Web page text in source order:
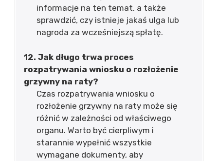
informacje na ten temat, a także
sprawdzić, czy istnieje jakaś ulga lub
nagroda za wcześniejszą spłatę.
12. Jak długo trwa proces
rozpatrywania wniosku o rozłożenie
grzywny na raty?
Czas rozpatrywania wniosku o
rozłożenie grzywny na raty może się
różnić w zależności od właściwego
organu. Warto być cierpliwym i
starannie wypełnić wszystkie
wymagane dokumenty, aby